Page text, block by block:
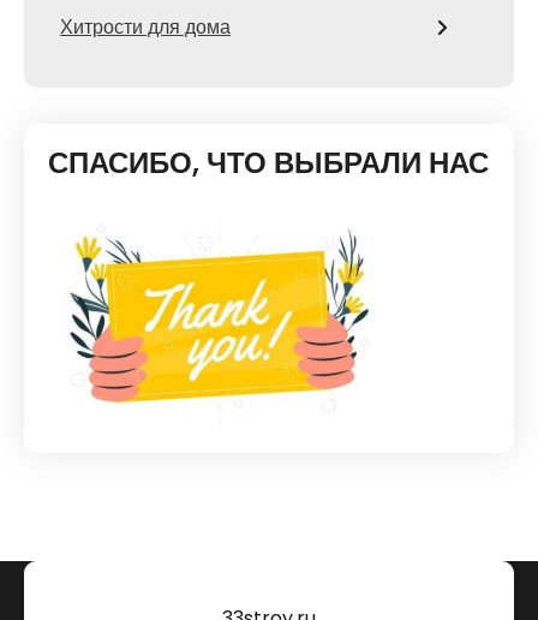
Хитрости для дома
СПАСИБО, ЧТО ВЫБРАЛИ НАС